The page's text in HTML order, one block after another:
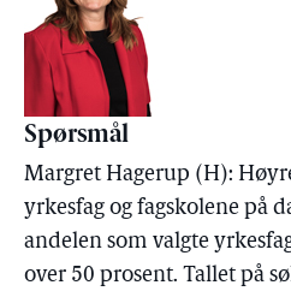
Spørsmål
Margret Hagerup (H):
yrkesfag og fagskolene på
andelen som valgte
over 50 prosent. Tallet på